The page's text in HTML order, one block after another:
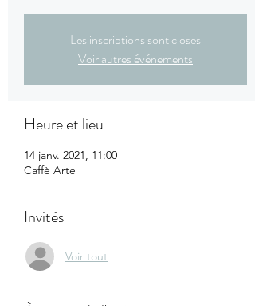
Les inscriptions sont closes
Voir autres événements
Heure et lieu
14 janv. 2021, 11:00
Caffè Arte
Invités
Voir tout